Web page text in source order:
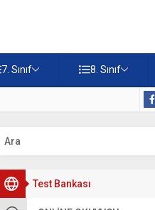
7. Sınıf 8. Sınıf
Test Bankası